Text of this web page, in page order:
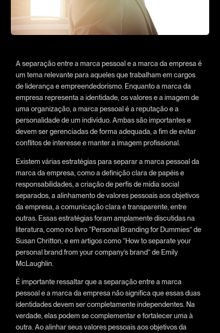
A separação entre a marca pessoal e a marca da empresa é
um tema relevante para aqueles que trabalham em cargos
de liderança e empreendedorismo. Enquanto a marca da
empresa representa a identidade, os valores e a imagem de
uma organização, a marca pessoal é a reputação e a
personalidade de um indivíduo. Ambas são importantes e
devem ser gerenciadas de forma adequada, a fim de evitar
conflitos de interesse e manter a imagem profissional.
Existem várias estratégias para separar a marca pessoal da
marca da empresa, como a definição clara de papéis e
responsabilidades, a criação de perfis de mídia social
separados, a alinhamento de valores pessoais aos objetivos
da empresa, a comunicação clara e transparente, entre
outras. Essas estratégias foram amplamente discutidas na
literatura, como no livro “Personal Branding for Dummies” de
Susan Chritton, e em artigos como “How to separate your
personal brand from your company’s brand” de Emily
McLaughlin.
É importante ressaltar que a separação entre a marca
pessoal e a marca da empresa não significa que essas duas
identidades devem ser completamente independentes. Na
verdade, elas podem se complementar e fortalecer uma à
outra. Ao alinhar seus valores pessoais aos objetivos da